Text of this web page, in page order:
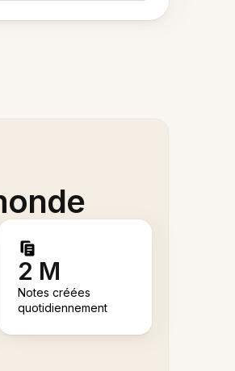
2 M
Notes créées
quotidiennement